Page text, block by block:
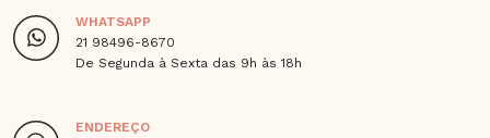
WHATSAPP
21 98496-8670
De Segunda à Sexta das 9h às 18h
ENDEREÇO